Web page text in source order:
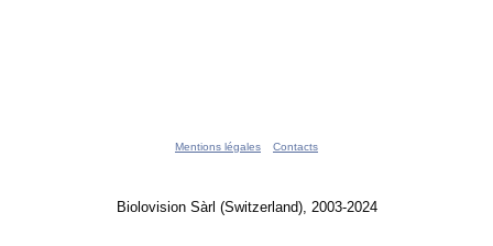
Mentions légales Contacts
Biolovision Sàrl (Switzerland), 2003-2024